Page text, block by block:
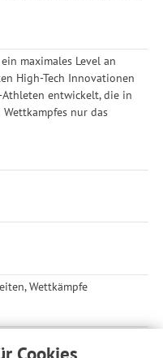
maximales Level an
High-Tech Innovationen
entwickelt, die in
nur das
Wettkämpfe